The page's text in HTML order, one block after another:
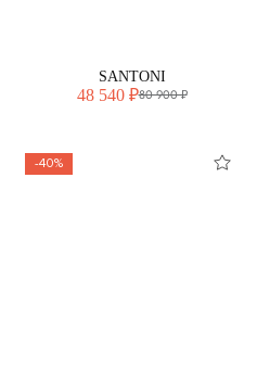
SANTONI
48 540 ₽80 900 ₽
-40%